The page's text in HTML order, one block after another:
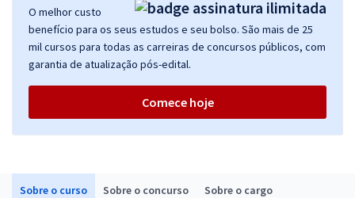
Sobre o curso Sobre o concurso Sobre o cargo
O melhor custo
benefício para os seus estudos e seu bolso. São mais de 25
mil cursos para todas as carreiras de concursos públicos, com
garantia de atualização pós-edital.
Comece hoje